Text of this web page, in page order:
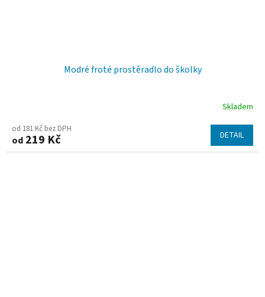
Modré froté prostěradlo do školky
Skladem
od 181 Kč bez DPH
od 219 Kč DETAIL